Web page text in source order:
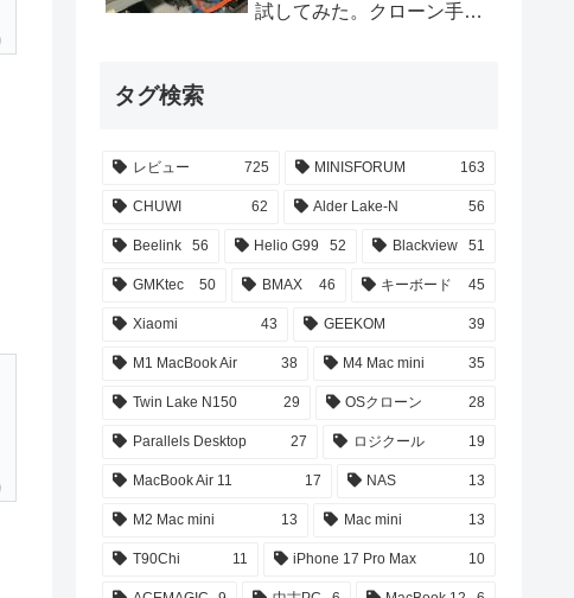
試してみた。クローン手順
タグ検索
レビュー 725 MINISFORUM 163
CHUWI 62 Alder Lake-N 56
Beelink 56 Helio G99 52 Blackview 51
GMKtec 50 BMAX 46 キーボード 45
Xiaomi 43 GEEKOM 39
M1 MacBook Air 38 M4 Mac mini 35
Twin Lake N150 29 OSクローン 28
Parallels Desktop 27 ロジクール 19
MacBook Air 11 17 NAS 13
M2 Mac mini 13 Mac mini 13
T90Chi 11 iPhone 17 Pro Max 10